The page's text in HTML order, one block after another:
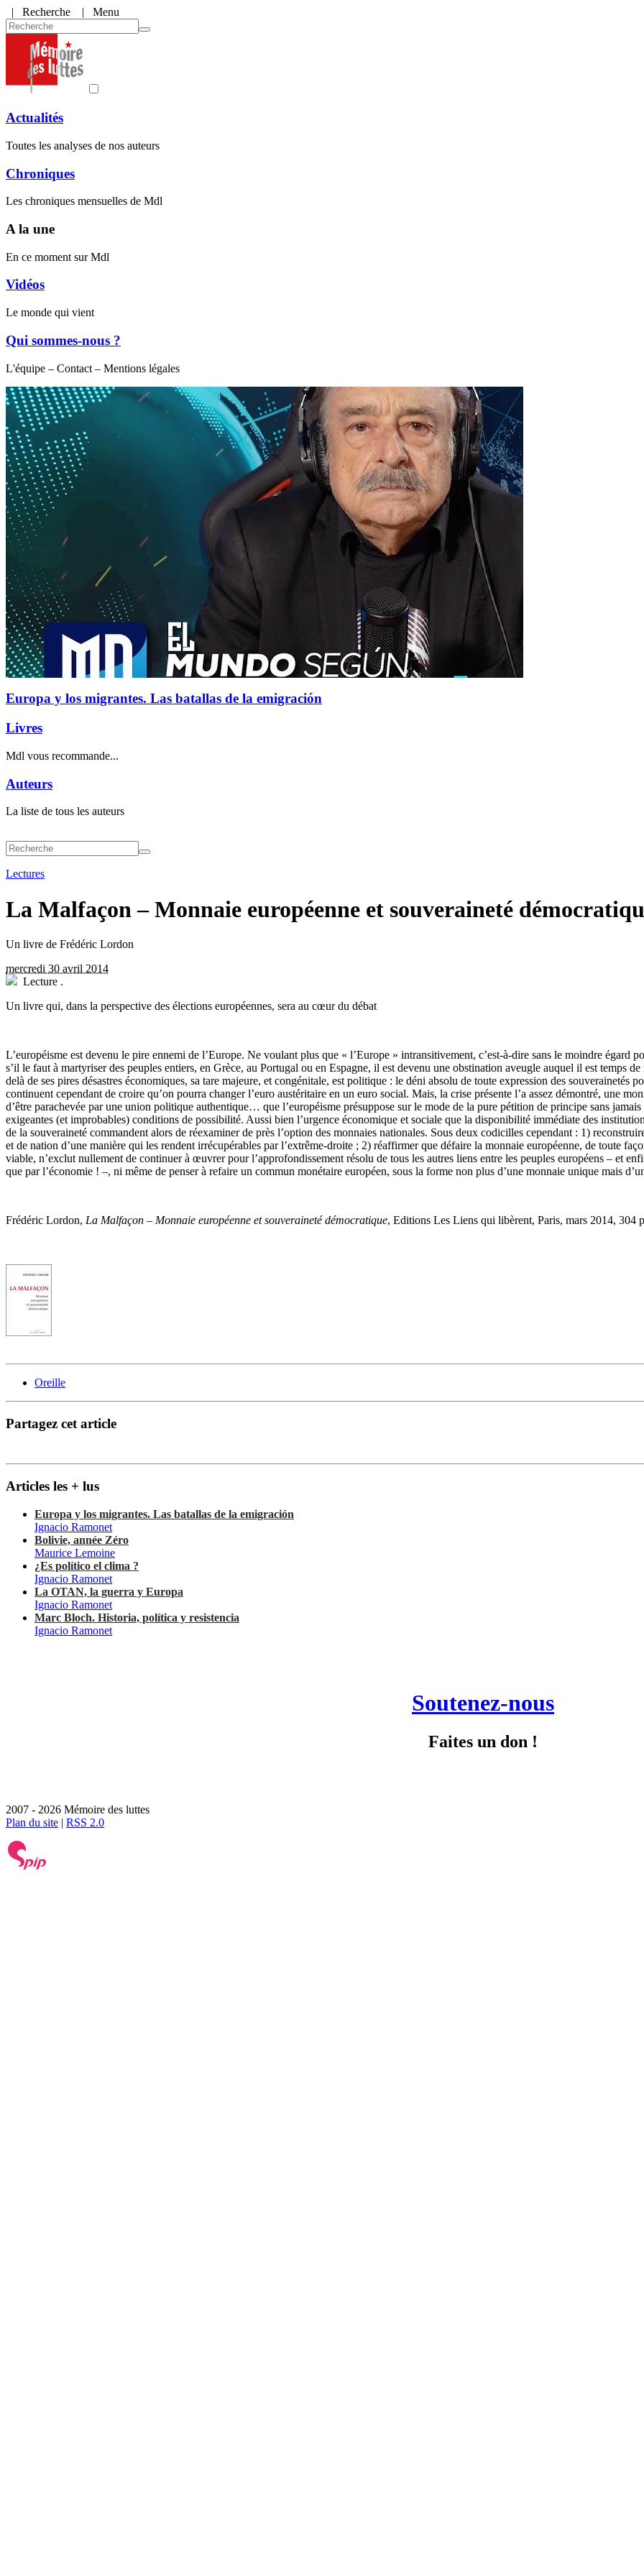
| Recherche | Menu
Actualités
Toutes les analyses de nos auteurs
Chroniques
Les chroniques mensuelles de Mdl
A la une
En ce moment sur Mdl
Vidéos
Le monde qui vient
Qui sommes-nous ?
L'équipe – Contact – Mentions légales
Europa y los migrantes. Las batallas de la emigración
Livres
Mdl vous recommande...
Auteurs
La liste de tous les auteurs
Lectures
La Malfaçon – Monnaie européenne et souveraineté
Un livre de Frédéric Lordon
mercredi 30 avril 2014
Lecture .
Un livre qui, dans la perspective des élections européennes, sera au cœur du débat
L’européisme est devenu le pire ennemi de l’Europe. Ne voulant plus que « l’Europe » intransitivement, c’est-à-dire sans le moindre égard
s’il le faut à martyriser des peuples entiers, en Grèce, au Portugal ou en Espagne, il est devenu une obstination aveugle auquel il est temps
delà de ses pires désastres économiques, sa tare majeure, et congénitale, est politique : le déni absolu de toute expression des souverainetés
continuent cependant de croire qu’on pourra changer l’euro austéritaire en un euro social. Mais, la crise présente l’a assez démontré, une
d’être parachevée par une union politique authentique… que l’européisme présuppose sur le mode de la pure pétition de principe sans
exigeantes (et improbables) conditions de possibilité. Aussi bien l’urgence économique et sociale que la disponibilité immédiate des
de la souveraineté commandent alors de réexaminer de près l’option des monnaies nationales. Sous deux codicilles cependant : 1)
et de nation d’une manière qui les rendent irrécupérables par l’extrême-droite ; 2) réaffirmer que défaire la monnaie européenne, de toute
viable, n’exclut nullement de continuer à œuvrer pour l’approfondissement résolu de tous les autres liens entre les peuples européens – et
que par l’économie ! –, ni même de penser à refaire un commun monétaire européen, sous la forme non plus d’une monnaie unique mais
Frédéric Lordon, La Malfaçon – Monnaie européenne et souveraineté démocratique, Editions Les Liens qui libèrent, Paris, mars 2014, 304
Oreille
Partagez cet article
Articles les + lus
Europa y los migrantes. Las batallas de la emigración
Ignacio Ramonet
Bolivie, année Zéro
Maurice Lemoine
¿Es político el clima ?
Ignacio Ramonet
La OTAN, la guerra y Europa
Ignacio Ramonet
Marc Bloch. Historia, política y resistencia
Ignacio Ramonet
Soutenez-nous
Faites un don !
2007 - 2026 Mémoire des luttes
Plan du site | RSS 2.0